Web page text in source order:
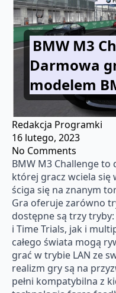
BMW M3
Darmowa
modelem
Redakcja Programki
16 lutego, 2023
No Comments
BMW M3 Challenge
której gracz wciela się
ściga się na znanym
Gra oferuje zarówno
dostępne są trzy
i Time Trials, jak i
całego świata mogą
grać w trybie LAN ze
realizm gry są na
pełni kompatybilna z